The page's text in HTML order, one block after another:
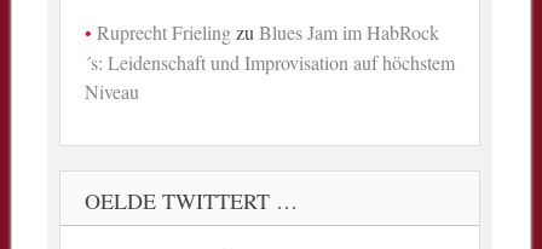
Ruprecht FrielingzuBlues Jam im HabRock
´s: Leidenschaft und Improvisation auf höchstem
Niveau
OELDE TWITTERT …